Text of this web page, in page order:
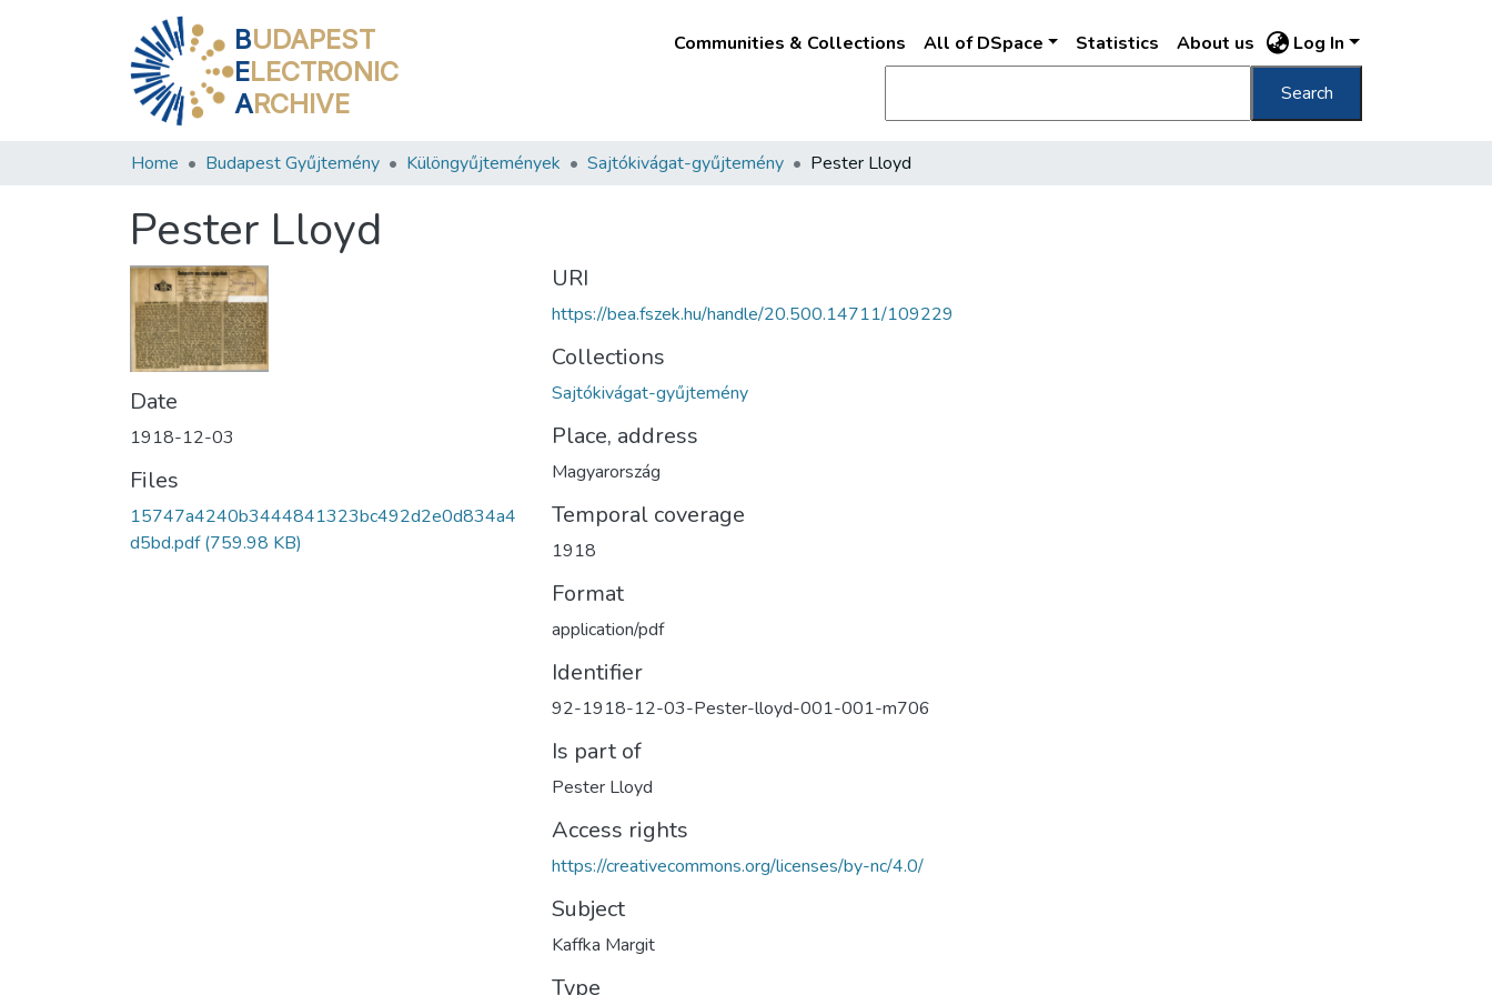
BUDAPEST
ELECTRONIC
ARCHIVE
Communities & Collections All of DSpace Statistics About us Log In
Search
Home Budapest Gyűjtemény Különgyűjtemények Sajtókivágat-gyűjtemény Pester Lloyd
Pester Lloyd
Date
1918-12-03
Files
15747a4240b3444841323bc492d2e0d834a4
d5bd.pdf(759.98 KB)
URI
https://bea.fszek.hu/handle/20.500.14711/109229
Collections
Sajtókivágat-gyűjtemény
Place, address
Magyarország
Temporal coverage
1918
Format
application/pdf
Identifier
92-1918-12-03-Pester-lloyd-001-001-m706
Is part of
Pester Lloyd
Access rights
https://creativecommons.org/licenses/by-nc/4.0/
Subject
Kaffka Margit
Type